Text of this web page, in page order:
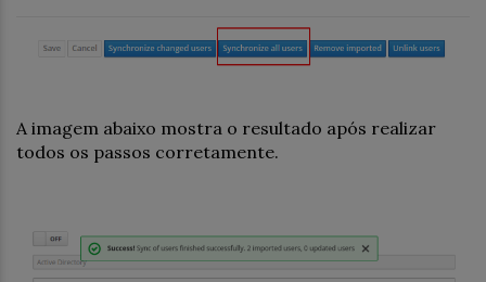
A imagem abaixo mostra o resultado após realizar
todos os passos corretamente.